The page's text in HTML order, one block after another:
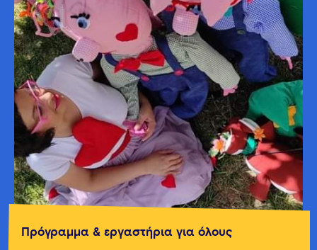
Πρόγραμμα & εργαστήρια για όλους